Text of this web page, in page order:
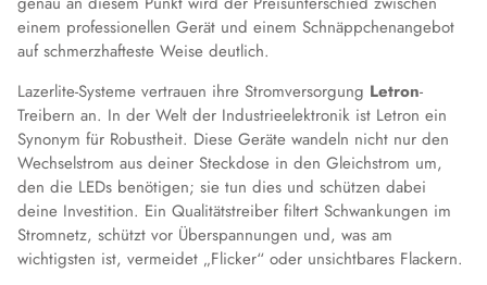
einem professionellen Gerät und einem Schnäppchenangebot
auf schmerzhafteste Weise deutlich.
Lazerlite-Systeme vertrauen ihre Stromversorgung Letron-
Treibern an. In der Welt der Industrieelektronik ist Letron ein
Synonym für Robustheit. Diese Geräte wandeln nicht nur den
Wechselstrom aus deiner Steckdose in den Gleichstrom um,
den die LEDs benötigen; sie tun dies und schützen dabei
deine Investition. Ein Qualitätstreiber filtert Schwankungen im
Stromnetz, schützt vor Überspannungen und, was am
wichtigsten ist, vermeidet „Flicker“ oder unsichtbares Flackern.